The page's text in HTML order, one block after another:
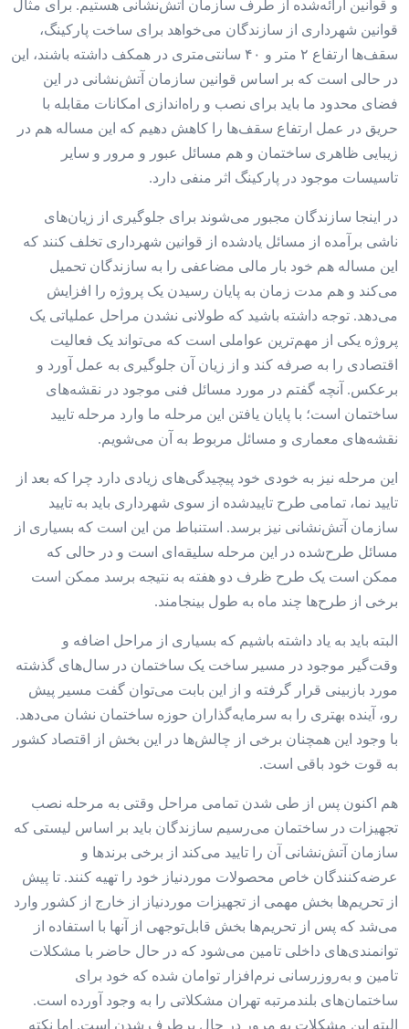
و قوانین ارائه‌شده از طرف سازمان آتش‌نشانی هستیم. برای مثال
قوانین شهرداری از سازندگان می‌‌‌خواهد برای ساخت پارکینگ،
سقف‌‌‌ها ارتفاع ۲ متر و ۴۰ سانتی‌متری در همکف داشته باشند، این
در حالی است که بر اساس قوانین سازمان آتش‌نشانی در این
فضای محدود ما باید برای نصب و راه‌اندازی امکانات مقابله با
حریق در عمل ارتفاع سقف‌‌‌ها را کاهش دهیم که این مساله هم در
زیبایی ظاهری ساختمان و هم مسائل عبور و مرور و سایر
تاسیسات موجود در پارکینگ اثر منفی دارد.
در اینجا سازندگان مجبور می‌‌‌شوند برای جلوگیری از زیان‌‌‌های
ناشی برآمده از مسائل یادشده از قوانین شهرداری تخلف کنند که
این مساله هم خود بار مالی مضاعفی را به سازندگان تحمیل
می‌کند و هم مدت زمان به پایان رسیدن یک پروژه را افزایش
می‌دهد. توجه داشته باشید که طولانی نشدن مراحل عملیاتی یک
پروژه یکی از مهم‌ترین عواملی است که می‌تواند یک فعالیت
اقتصادی را به صرفه کند و از زیان آن جلوگیری به عمل آورد و
برعکس. آنچه گفتم در مورد مسائل فنی موجود در نقشه‌‌‌های
ساختمان است؛ با پایان یافتن این مرحله ما وارد مرحله تایید
نقشه‌‌‌های معماری و مسائل مربوط به آن می‌‌‌شویم.
این مرحله نیز به خودی خود پیچیدگی‌‌‌های زیادی دارد چرا که بعد از
تایید نما، تمامی طرح تایید‌شده از سوی شهرداری باید به تایید
سازمان آتش‌نشانی نیز برسد. استنباط من این است که بسیاری از
مسائل طرح‌شده در این مرحله سلیقه‌‌‌ای است و در حالی که
ممکن است یک طرح ظرف دو هفته به نتیجه برسد ممکن است
برخی از طرح‌‌‌ها چند ماه به طول بینجامند.
البته باید به یاد داشته باشیم که بسیاری از مراحل اضافه و
وقت‌گیر موجود در مسیر ساخت یک ساختمان در سال‌های گذشته
مورد بازبینی قرار گرفته و از این بابت می‌توان گفت مسیر پیش
رو، آینده بهتری را به سرمایه‌گذاران حوزه ساختمان نشان می‌دهد.
با وجود این همچنان برخی از چالش‌‌‌ها در این بخش از اقتصاد کشور
به قوت خود باقی است.
هم اکنون پس از طی شدن تمامی مراحل وقتی به مرحله نصب
تجهیزات در ساختمان می‌‌‌رسیم سازندگان باید بر اساس لیستی که
سازمان آتش‌نشانی آن را تایید می‌کند از برخی برندها و
عرضه‌کنندگان خاص محصولات موردنیاز خود را تهیه کنند. تا پیش
از تحریم‌‌‌ها بخش مهمی از تجهیزات موردنیاز از خارج از کشور وارد
می‌‌‌شد که پس از تحریم‌‌‌ها بخش قابل‌توجهی از آنها با استفاده از
توانمندی‌‌‌های داخلی تامین می‌شود که در حال حاضر با مشکلات
تامین و به‌روز‌رسانی نرم‌‌‌افزار توامان شده که خود برای
ساختمان‌‌‌های بلند‌مرتبه تهران مشکلاتی را به وجود آورده است.
البته این مشکلات به مرور در حال برطرف شدن است. اما نکته